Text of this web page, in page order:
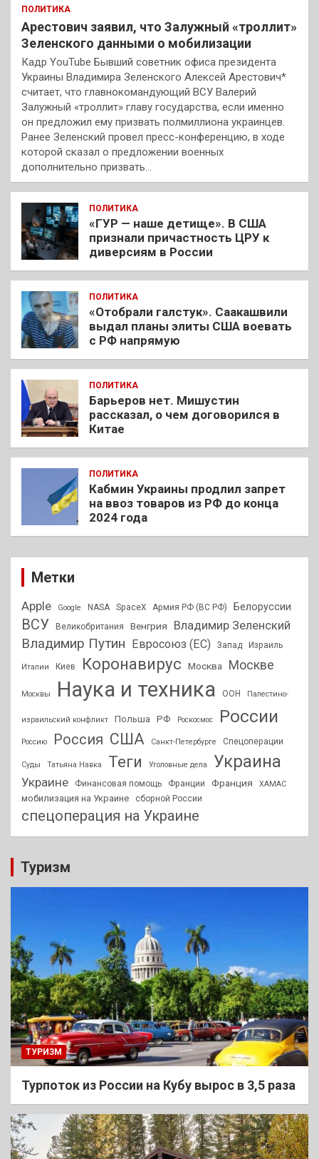
ПОЛИТИКА
Арестович заявил, что Залужный «троллит»
Зеленского данными о мобилизации
Кадр YouTube Бывший советник офиса президента
Украины Владимира Зеленского Алексей Арестович*
считает, что главнокомандующий ВСУ Валерий
Залужный «троллит» главу государства, если именно
он предложил ему призвать полмиллиона украинцев.
Ранее Зеленский провел пресс-конференцию, в ходе
которой сказал о предложении военных
дополнительно призвать…
ПОЛИТИКА
«ГУР — наше детище». В США
признали причастность ЦРУ к
диверсиям в России
ПОЛИТИКА
«Отобрали галстук». Саакашвили
выдал планы элиты США воевать
с РФ напрямую
ПОЛИТИКА
Барьеров нет. Мишустин
рассказал, о чем договорился в
Китае
ПОЛИТИКА
Кабмин Украины продлил запрет
на ввоз товаров из РФ до конца
2024 года
Метки
Apple Google NASA SpaceX Армия РФ (ВС РФ) Белоруссии
ВСУ Великобритания Венгрия Владимир Зеленский
Владимир Путин Евросоюз (ЕС) Запад Израиль
Италии Киев Коронавирус Москва Москве
Москвы Наука и техника ООН Палестино-
израильский конфликт Польша РФ Роскосмос России
Россию Россия США Санкт-Петербурге Спецоперации
Суды Татьяна Навка Теги Уголовные дела Украина
Украине Финансовая помощь Франции Франция ХАМАС
мобилизация на Украине сборной России
спецоперация на Украине
Туризм
ТУРИЗМ
Турпоток из России на Кубу вырос в 3,5 раза